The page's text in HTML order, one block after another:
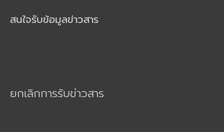
o e
สนใจรับข้อมูลข่าวสาร
ยกเลิกการรับข่าวสาร